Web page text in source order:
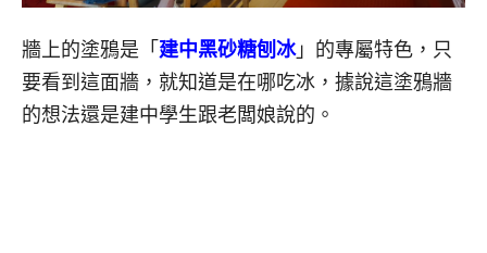
牆上的塗鴉是「 建中黑砂糖刨冰」的專屬特色，只
要看到這面牆，就知道是在哪吃冰，據說這塗鴉牆
的想法還是建中學生跟老闆娘說的。